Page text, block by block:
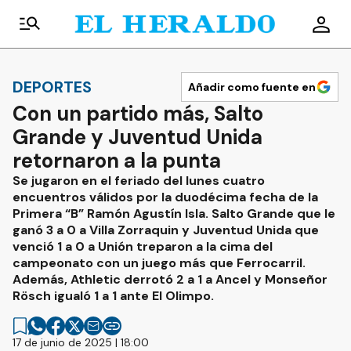
DEPORTES Añadir como fuente en
Con un partido más, Salto
Grande y Juventud Unida
retornaron a la punta
Se jugaron en el feriado del lunes cuatro
encuentros válidos por la duodécima fecha de la
Primera “B” Ramón Agustín Isla. Salto Grande que le
ganó 3 a 0 a Villa Zorraquin y Juventud Unida que
venció 1 a 0 a Unión treparon a la cima del
campeonato con un juego más que Ferrocarril.
Además, Athletic derrotó 2 a 1 a Ancel y Monseñor
Rösch igualó 1 a 1 ante El Olimpo.
17 de junio de 2025 | 18:00